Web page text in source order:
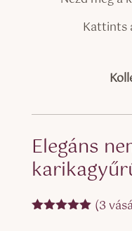
Kattints
Elegáns
(3